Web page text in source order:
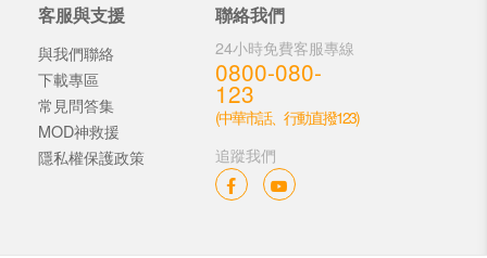
客服與支援
與我們聯絡
下載專區
常見問答集
MOD神救援
隱私權保護政策
聯絡我們
24小時免費客服專線
0800-080-
123
(中華市話、行動直撥123)
追蹤我們